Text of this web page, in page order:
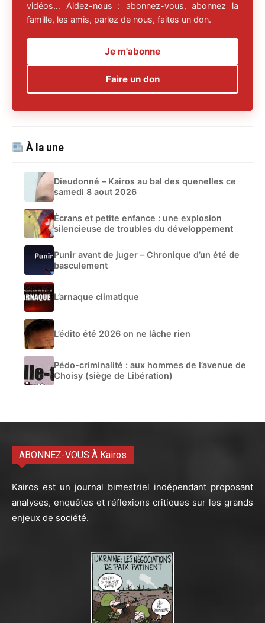
vidéos… Aidez-nous : abonnez-vous, abonnez la
famille, les amis, parlez de nous, faites un don.
Je m'abonne
Faire un don
À la une
Dieudonné – Kairos au bal des quenelles ce
samedi 8 aout 2026
Écrans et petite enfance : une explosion
silencieuse de troubles du développement
Punir avant de juger – Chronique d’un été de
basculement
L’arnaque climatique
L’édito été 2026 on ne lâche rien
Pédo-criminalité : aux hommes de l’avenue de
Choisy (siège de Libération)
ABONNEZ-VOUS À Kairos
Kairos est un journal bimestriel indépendant proposant
analyses, enquêtes et réflexions critiques sur les grands
enjeux de société.